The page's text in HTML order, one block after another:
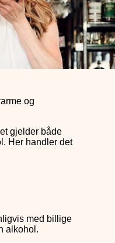
og
gjelder både
Her handler det
med billige
alkohol.